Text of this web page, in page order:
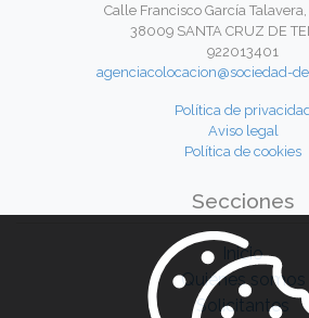
Calle Francisco García
38009 SANTA CRUZ DE
922013401
agenciacolocacion@sociedad-
Política de
Aviso legal
Política de cookies
Secciones
Inicio
Quiénes somos
Solicitantes